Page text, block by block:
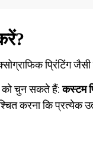
प्रिंटिंग
को चुन सकते हैं:कस्टम
करना कि प्रत्येक